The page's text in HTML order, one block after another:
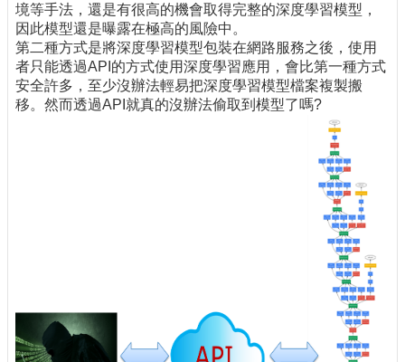
境等手法，還是有很高的機會取得完整的深度學習模型，
因此模型還是曝露在極高的風險中。
第二種方式是將深度學習模型包裝在網路服務之後，使用
者只能透過API的方式使用深度學習應用，會比第一種方式
安全許多，至少沒辦法輕易把深度學習模型檔案複製搬
移。然而透過API就真的沒辦法偷取到模型了嗎?